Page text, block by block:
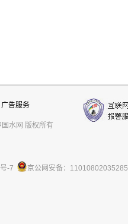
广告服务
水网 版权所有
-7 京公网安备：11010802035285